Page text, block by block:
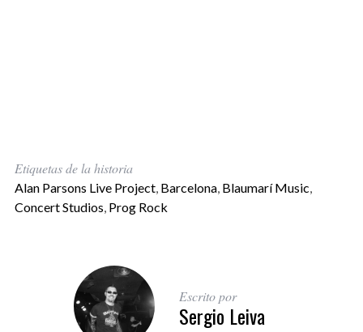
Etiquetas de la historia
Alan Parsons Live Project, Barcelona, Blaumarí Music,
Concert Studios, Prog Rock
Escrito por
Sergio Leiva